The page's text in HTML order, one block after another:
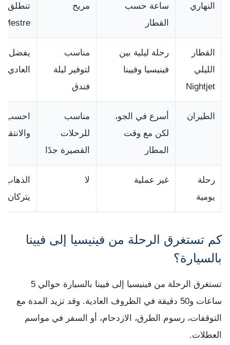
النهاري
ساعة حسب
القطار
مريح
Mestre.
القطار
الليلي
Nightjet
رحلة ليلية بين
فينيسيا وفيينا
مناسب
لتوفير ليلة
فندق
العادي
الطيران
أسرع في الجو،
لكن مع وقت
المطار
مناسب
للرحلات
القصيرة جدًا
احسب
رحلة
يومية
غير عملية لا
يتركان
كم تستغرق الرحلة من فينيسيا إلى فيينا
بالسيارة؟
تستغرق الرحلة من فينيسيا إلى فيينا بالسيارة حوالي 5
ساعات و50 دقيقة في الظروف العادية. وقد تزيد المدة مع
التوقفات، رسوم الطرق، الازدحام، أو السفر في مواسم
العطلات.